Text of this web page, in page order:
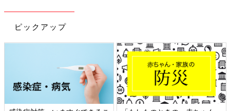
ピックアップ